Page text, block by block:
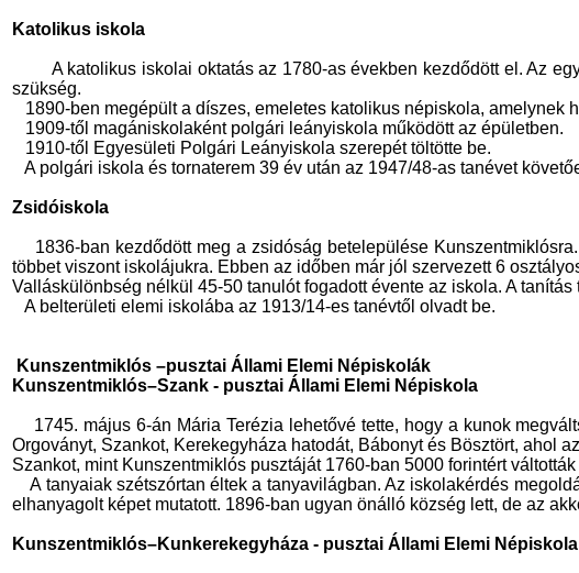
Katolikus iskola
A katolikus iskolai oktatás az 1780-as években kezdődött el. Az
szükség.
1890-ben megépült a díszes, emeletes katolikus népiskola, amelynek
1909-től magániskolaként polgári leányiskola működött az épületben.
1910-től Egyesületi Polgári Leányiskola szerepét töltötte be.
A polgári iskola és tornaterem 39 év után az 1947/48-as tanévet
Zsidóiskola
1836-ban kezdődött meg a zsidóság betelepülése
többet viszont iskolájukra. Ebben az időben már jól szervezett 6
Valláskülönbség nélkül 45-50 tanulót fogadott évente az iskola. A
A belterületi elemi iskolába az 1913/14-es tanévtől olvadt be.
Kunszentmiklós –pusztai Állami Elemi Népiskolák
Kunszentmiklós–Szank - pusztai Állami Elemi Népiskola
1745. május 6-án Mária Terézia lehetővé tette, hogy a kunok
Orgoványt, Szankot, Kerekegyháza hatodát, Bábonyt és Bösztört, ahol
Szankot, mint Kunszentmiklós pusztáját 1760-ban 5000 forintért
A tanyaiak szétszórtan éltek a tanyavilágban. Az iskolakérdés
elhanyagolt képet mutatott. 1896-ban ugyan önálló község lett, de az
Kunszentmiklós–Kunkerekegyháza - pusztai Állami Elemi Népiskola